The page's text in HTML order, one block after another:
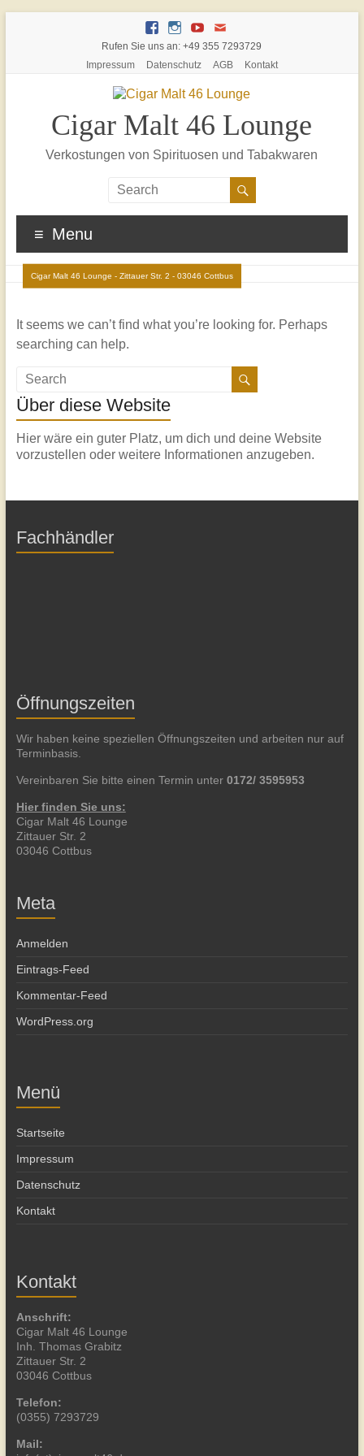
Rufen Sie uns an: +49 355 7293729
Impressum
Datenschutz AGB Kontakt
Cigar Malt 46 Lounge
Verkostungen von Spirituosen und Tabakwaren
Menu
Cigar Malt 46 Lounge - Zittauer Str. 2 - 03046 Cottbus
It seems we can’t find what you’re looking for. Perhaps
searching can help.
Über diese Website
Hier wäre ein guter Platz, um dich und deine Website
vorzustellen oder weitere Informationen anzugeben.
Fachhändler
Öffnungszeiten
Wir haben keine speziellen Öffnungszeiten und arbeiten nur auf
Terminbasis.
Vereinbaren Sie bitte einen Termin unter 0172/ 3595953
Hier finden Sie uns:
Cigar Malt 46 Lounge
Zittauer Str. 2
03046 Cottbus
Meta
Anmelden
Eintrags-Feed
Kommentar-Feed
WordPress.org
Menü
Startseite
Impressum
Datenschutz
Kontakt
Kontakt
Anschrift:
Cigar Malt 46 Lounge
Inh. Thomas Grabitz
Zittauer Str. 2
03046 Cottbus
Telefon:
(0355) 7293729
Mail: